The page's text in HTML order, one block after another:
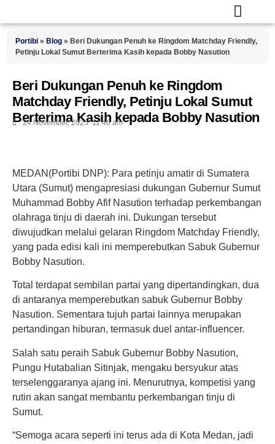
Portibi » Blog » Beri Dukungan Penuh ke Ringdom Matchday Friendly,
Petinju Lokal Sumut Berterima Kasih kepada Bobby Nasution
Beri Dukungan Penuh ke Ringdom
Matchday Friendly, Petinju Lokal Sumut
Berterima Kasih kepada Bobby Nasution
24 November, 2025 11:46 am
MEDAN(Portibi DNP): Para petinju amatir di Sumatera
Utara (Sumut) mengapresiasi dukungan Gubernur Sumut
Muhammad Bobby Afif Nasution terhadap perkembangan
olahraga tinju di daerah ini. Dukungan tersebut
diwujudkan melalui gelaran Ringdom Matchday Friendly,
yang pada edisi kali ini memperebutkan Sabuk Gubernur
Bobby Nasution.
Total terdapat sembilan partai yang dipertandingkan, dua
di antaranya memperebutkan sabuk Gubernur Bobby
Nasution. Sementara tujuh partai lainnya merupakan
pertandingan hiburan, termasuk duel antar-influencer.
Salah satu peraih Sabuk Gubernur Bobby Nasution,
Pungu Hutabalian Sitinjak, mengaku bersyukur atas
terselenggaranya ajang ini. Menurutnya, kompetisi yang
rutin akan sangat membantu perkembangan tinju di
Sumut.
“Semoga acara seperti ini terus ada di Kota Medan, jadi